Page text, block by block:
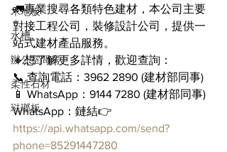
木地板
水槽
辦公室間房
柔性石材
琺瑯板
🚛專業搜尋各類特色建材，本公司主要
對接工程公司，裝修設計公司，提供一
站式建材產品服務。
🔸想了解更多詳情，歡迎查詢：
📞 查詢電話：3962 2890 (建材部同事)
📱 WhatsApp：9144 7280 (建材部同事)
WhatsApp：鏈結👉
https://api.whatsapp.com/send?
phone=85291447280